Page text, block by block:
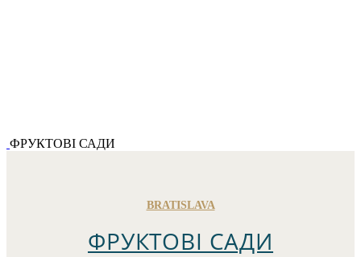
ФРУКТОВІ САДИ
BRATISLAVA
ФРУКТОВІ САДИ